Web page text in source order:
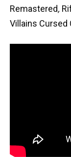
Remastered,
Villains Cursed